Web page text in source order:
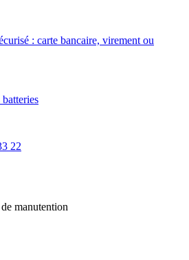
: carte bancaire, virement ou
22
manutention